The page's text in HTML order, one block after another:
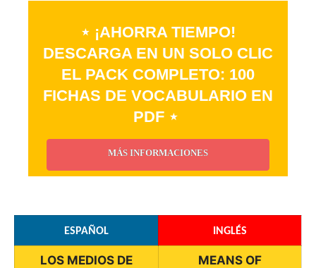
⋆ ¡AHORRA TIEMPO!
DESCARGA EN UN SOLO CLIC
EL PACK COMPLETO: 100
FICHAS DE VOCABULARIO EN
PDF ⋆
MÁS INFORMACIONES
ESPAÑOL INGLÉS
LOS MEDIOS DE
MEANS OF